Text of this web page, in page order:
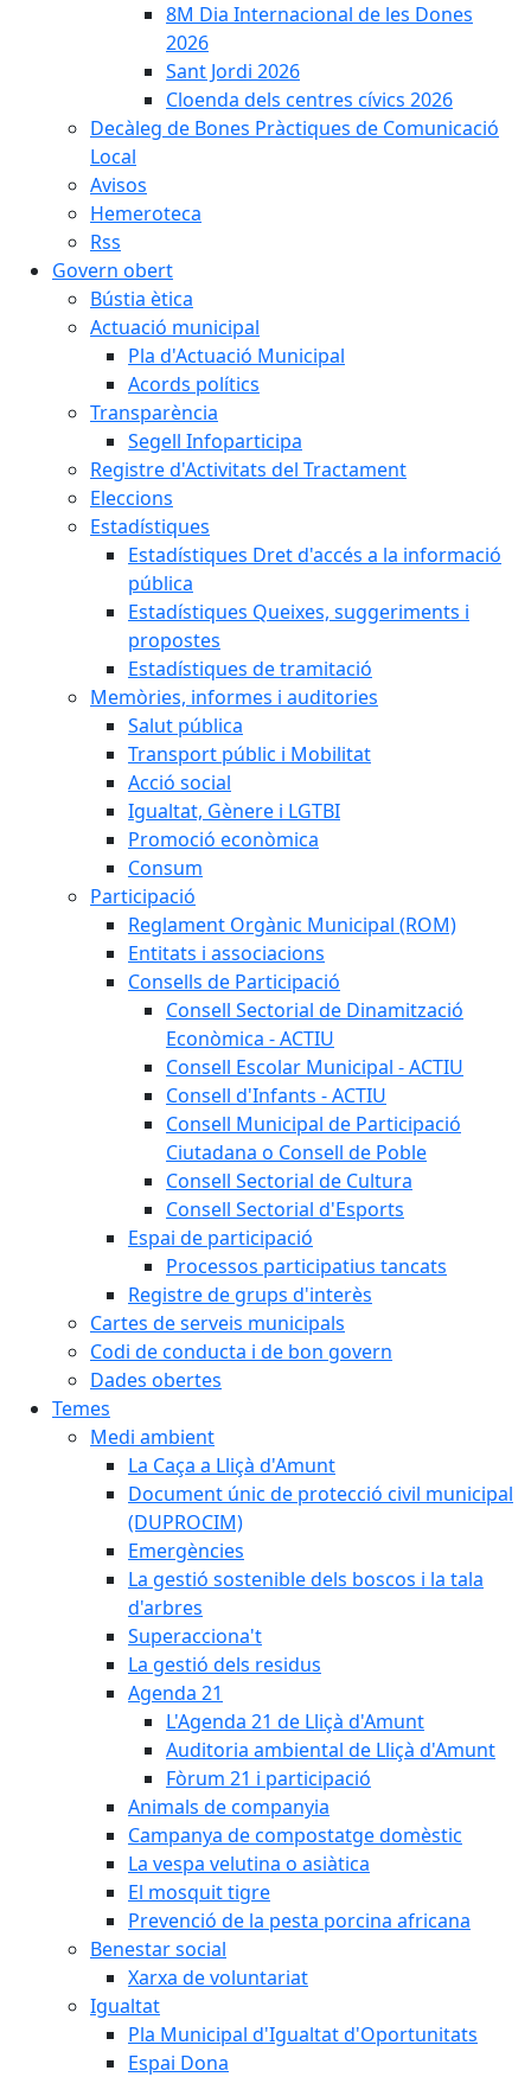
8M Dia Internacional de les Dones
2026
Sant Jordi 2026
Cloenda dels centres cívics 2026
Decàleg de Bones Pràctiques de Comunicació
Local
Avisos
Hemeroteca
Rss
Govern obert
Bústia ètica
Actuació municipal
Pla d'Actuació Municipal
Acords polítics
Transparència
Segell Infoparticipa
Registre d'Activitats del Tractament
Eleccions
Estadístiques
Estadístiques Dret d'accés a la informació
pública
Estadístiques Queixes, suggeriments i
propostes
Estadístiques de tramitació
Memòries, informes i auditories
Salut pública
Transport públic i Mobilitat
Acció social
Igualtat, Gènere i LGTBI
Promoció econòmica
Consum
Participació
Reglament Orgànic Municipal (ROM)
Entitats i associacions
Consells de Participació
Consell Sectorial de Dinamització
Econòmica - ACTIU
Consell Escolar Municipal - ACTIU
Consell d'Infants - ACTIU
Consell Municipal de Participació
Ciutadana o Consell de Poble
Consell Sectorial de Cultura
Consell Sectorial d'Esports
Espai de participació
Processos participatius tancats
Registre de grups d'interès
Cartes de serveis municipals
Codi de conducta i de bon govern
Dades obertes
Temes
Medi ambient
La Caça a Lliçà d'Amunt
Document únic de protecció civil municipal
(DUPROCIM)
Emergències
La gestió sostenible dels boscos i la tala
d'arbres
Superacciona't
La gestió dels residus
Agenda 21
L'Agenda 21 de Lliçà d'Amunt
Auditoria ambiental de Lliçà d'Amunt
Fòrum 21 i participació
Animals de companyia
Campanya de compostatge domèstic
La vespa velutina o asiàtica
El mosquit tigre
Prevenció de la pesta porcina africana
Benestar social
Xarxa de voluntariat
Igualtat
Pla Municipal d'Igualtat d'Oportunitats
Espai Dona